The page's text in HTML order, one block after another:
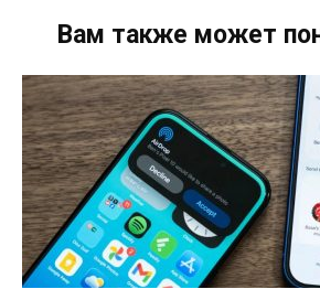
Вам также может